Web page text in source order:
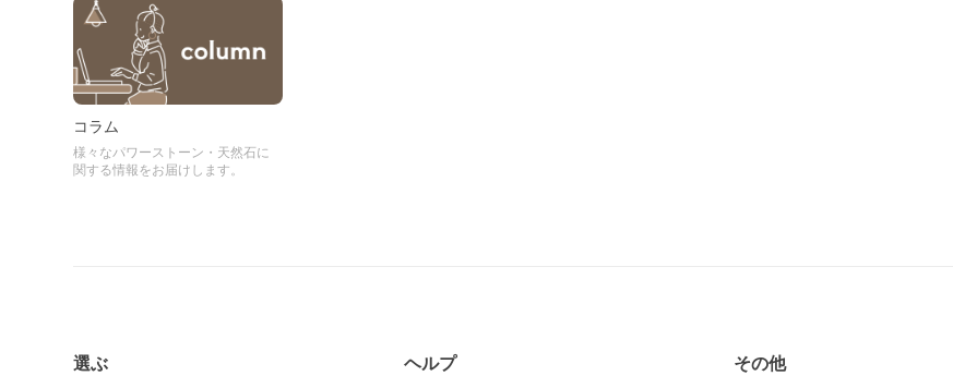
コラム
様々なパワーストーン・天然石に
関する情報をお届けします。
選ぶ ヘルプ その他